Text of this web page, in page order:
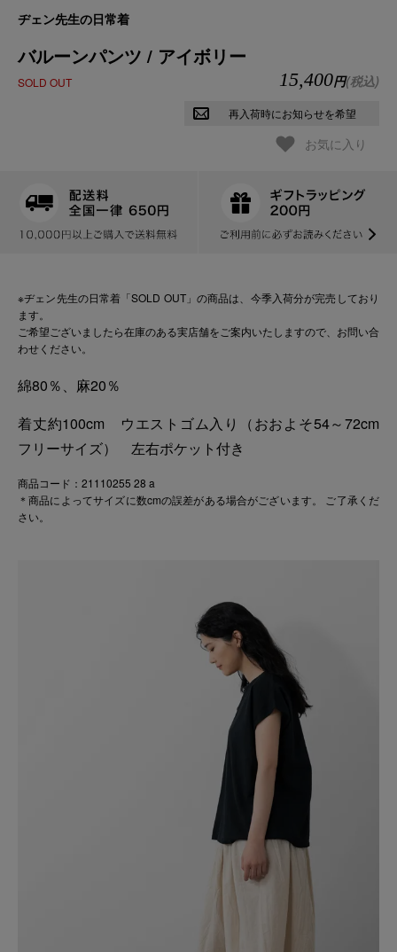
ヂェン先生の日常着
バルーンパンツ / アイボリー
SOLD OUT 15,400円(税込)
再入荷時にお知らせを希望
お気に入り
※ヂェン先生の日常着「SOLD OUT」の商品は、今季入荷分が完売しており
ます。
ご希望ございましたら在庫のある実店舗をご案内いたしますので、お問い合
わせください。
綿80％、麻20％
着丈約100cm ウエストゴム入り（おおよそ54～72cm
フリーサイズ） 左右ポケット付き
商品コード：21110255 28 a
＊商品によってサイズに数cmの誤差がある場合がございます。 ご了承くだ
さい。